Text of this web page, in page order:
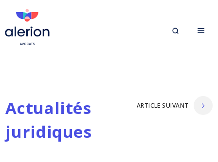
Actualités
juridiques
ARTICLE SUIVANT